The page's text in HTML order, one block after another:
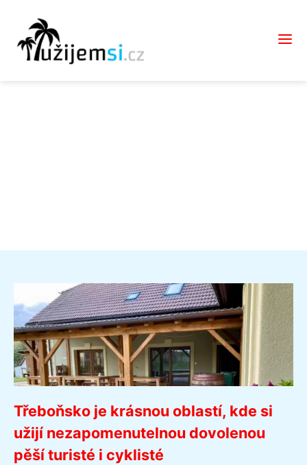
Třeboňsko je krásnou oblastí, kde si
užijí nezapomenutelnou dovolenou
pěší turisté i cyklisté